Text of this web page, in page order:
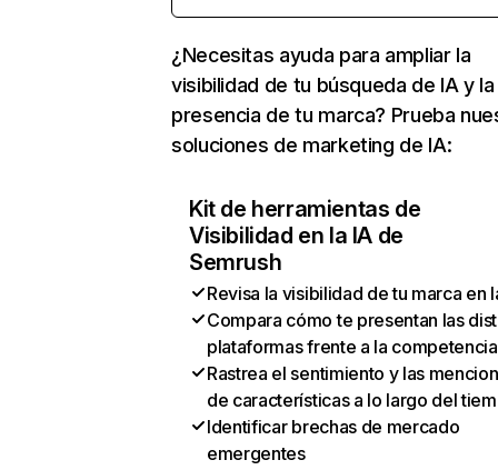
¿Necesitas ayuda para ampliar la
visibilidad de tu búsqueda de IA y la
presencia de tu marca? Prueba
soluciones de marketing de IA:
Kit de herramientas de
Visibilidad en la IA de
Semrush
Revisa la visibilidad de tu marca en
Compara cómo te presentan las
plataformas frente a la competencia
Rastrea el sentimiento y las
de características a lo largo del
Identificar brechas de mercado
emergentes